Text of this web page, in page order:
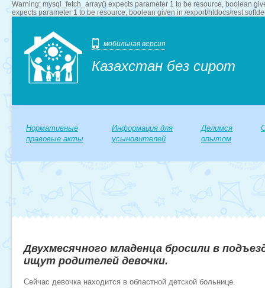
Warning: mysql_fetch_array() expects parameter 1 to be resource, boolean
expects parameter 1 to be resource, boolean given in /export/htdocs/
Казахстан без сирот
мобильная версия
Нормативные
правовые акты
Информация для
усыновителей
Делимся
опытом
Двухмесячного младенца бросили в
ищут родителей девочки.
Сейчас девочка находится в областной детской больнице.